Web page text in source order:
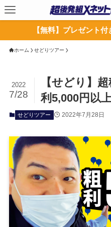
【無料】プレゼント
ホーム せどりツアー
【せどり】
利5,000円以
2022
7/28
せどりツアー 2022年7月28日